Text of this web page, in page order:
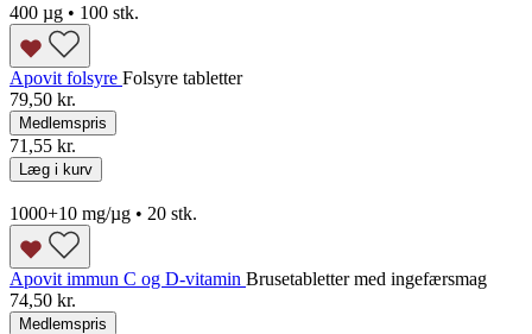
400 µg • 100 stk.
Apovit folsyre Folsyre tabletter
79,50 kr.
Medlemspris
71,55 kr.
Læg i kurv
1000+10 mg/µg • 20 stk.
Apovit immun C og D-vitamin Brusetabletter med ingefærsmag
74,50 kr.
Medlemspris